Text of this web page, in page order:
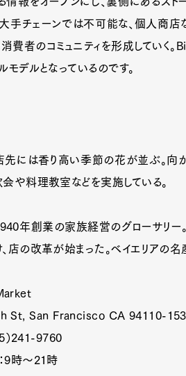
大手チェーンでは不可能な、個人商店
消費者のコミュニティを形成していく
モデルとなっているのです。
先には香り高い季節の花が並ぶ。向
会や料理教室などを実施している。
年創業の家族経営のグローサリ
、店の改革が始まった。ベイエリアの
St, San Francisco CA 94110-
）241-9760
9時～21時